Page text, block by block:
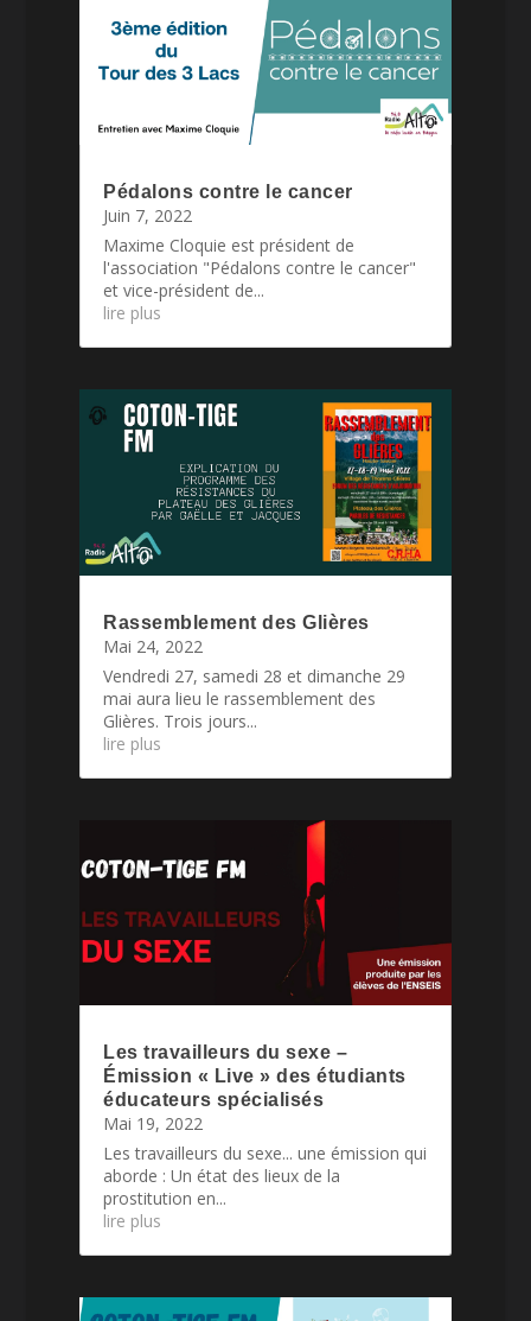
Pédalons contre le cancer
Juin 7, 2022
Maxime Cloquie est président de
l'association "Pédalons contre le cancer"
et vice-président de...
lire plus
Rassemblement des Glières
Mai 24, 2022
Vendredi 27, samedi 28 et dimanche 29
mai aura lieu le rassemblement des
Glières. Trois jours...
lire plus
Les travailleurs du sexe –
Émission « Live » des étudiants
éducateurs spécialisés
Mai 19, 2022
Les travailleurs du sexe... une émission qui
aborde : Un état des lieux de la
prostitution en...
lire plus